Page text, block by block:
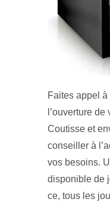
Faites appel
l’ouverture
Coutisse et
conseiller à
vos besoins.
disponible de
ce, tous les